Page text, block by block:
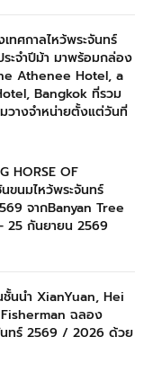
ทศกาลไหว้พระจันทร์
ะจำปีม้า มาพร้อมกล่อง
Athenee Hotel, a
Bangkok ที่รวม
วางจำหน่ายตั้งแต่วันที่
HORSE OF
นขนมไหว้พระจันทร์
จากBanyan Tree
25 กันยายน 2569
ชั้นนำ XianYuan, Hei
ฉลอง
นทร์ 2569 / 2026 ด้วย